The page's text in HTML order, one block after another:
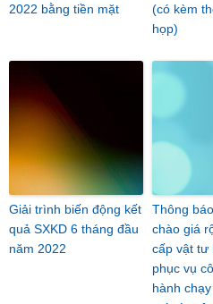
2022 bằng tiền mặt
(có kèm
họp)
Giải trình biến động kết
quả SXKD 6 tháng đầu
năm 2022
Thông
chào giá
cấp vật tư
phục vụ
hành